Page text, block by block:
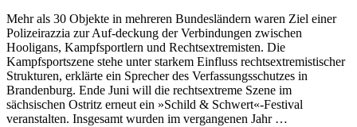
Mehr als 30 Objekte in mehreren Bundesländern waren Ziel einer
Polizeirazzia zur Auf-deckung der Verbindungen zwischen
Hooligans, Kampfsportlern und Rechtsextremisten. Die
Kampfsportszene stehe unter starkem Einfluss rechtsextremistischer
Strukturen, erklärte ein Sprecher des Verfassungsschutzes in
Brandenburg. Ende Juni will die rechtsextreme Szene im
sächsischen Ostritz erneut ein »Schild & Schwert«-Festival
veranstalten. Insgesamt wurden im vergangenen Jahr …